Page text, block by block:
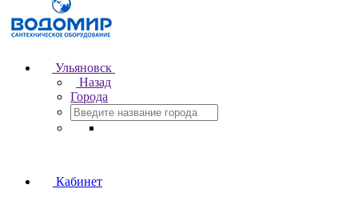
Ульяновск
Назад
Города
Кабинет